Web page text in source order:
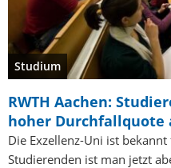
Studium
RWTH Aachen:
hoher Durchfallquote
Die Exzellenz-Uni ist
Studierenden ist man jetzt